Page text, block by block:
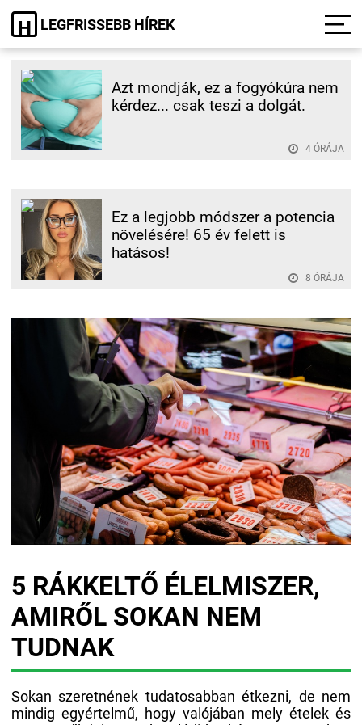
H LEGFRISSEBB HÍREK
Azt mondják, ez a fogyókúra nem
kérdez... csak teszi a dolgát.
4 ÓRÁJA
Ez a legjobb módszer a potencia
növelésére! 65 év felett is
hatásos!
8 ÓRÁJA
5 RÁKKELTŐ ÉLELMISZER,
AMIRŐL SOKAN NEM
TUDNAK
Sokan szeretnének tudatosabban étkezni, de nem
mindig egyértelmű, hogy valójában mely ételek és